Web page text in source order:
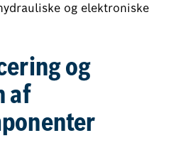
og elektroniske
og
af